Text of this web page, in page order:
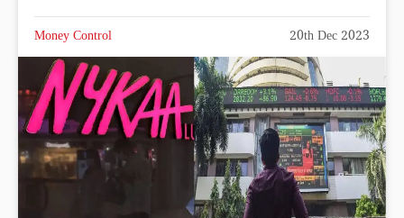
Money Control 20th Dec 2023